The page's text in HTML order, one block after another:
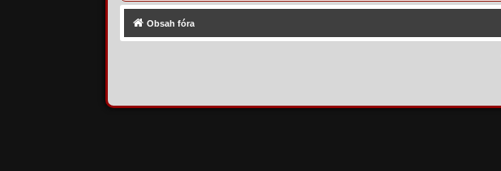
Obsah fóra